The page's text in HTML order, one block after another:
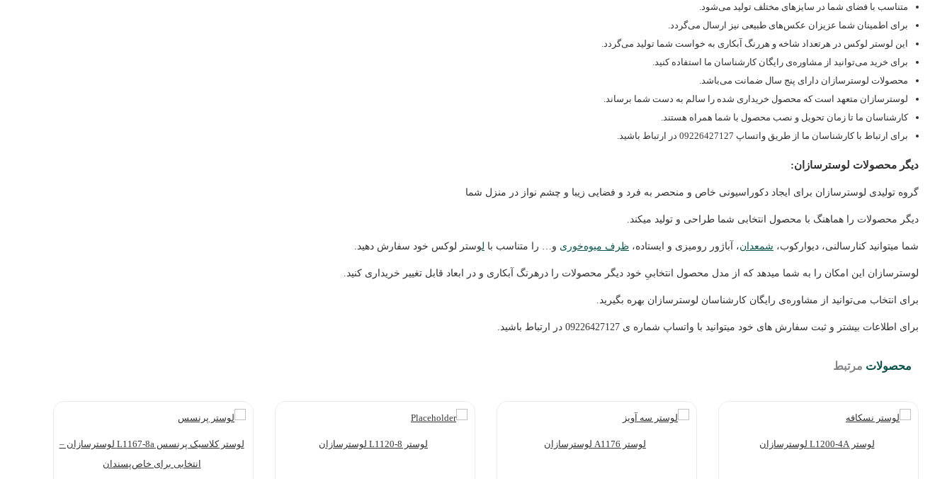
متناسب با فضای شما در سایزهای مختلف تولید می‌شود.
برای اطمینان شما عزیزان عکس‌های طبیعی نیز ارسال می‌گردد.
این لوستر لوکس در هرتعداد شاخه و هررنگ آبکاری به خواست شما تولید می‌گردد.
برای خرید می‌توانید از مشاوره‌ی رایگان کارشناسان ما استفاده کنید.
محصولات لوسترسازان دارای پنج سال ضمانت می‌باشد.
لوسترسازان متعهد است که محصول خریداری شده را سالم به دست شما برساند.
کارشناسان ما تا زمان تحویل و نصب محصول با شما همراه هستند.
برای ارتباط با کارشناسان ما از طریق واتساپ 09226427127 در ارتباط باشید.
دیگر محصولات لوسترسازان:
گروه تولیدی لوسترسازان برای ایجاد دکوراسیونی خاص و منحصر به فرد و فضایی زیبا و چشم نواز در منزل شما
دیگر محصولات را هماهنگ با محصول انتخابی شما طراحی و تولید میکند.
شما میتوانید کنارسالنی، دیوارکوب، شمعدان، آباژور رومیزی و ایستاده، ظرف میوه‌خوری و… را متناسب با لوستر لوکس خود سفارش دهید.
لوسترسازان این امکان را به شما میدهد که از مدل محصول انتخابیِ خود دیگر محصولات را درهرنگ آبکاری و در ابعاد قابل تغییر خریداری کنید.
برای انتخاب می‌توانید از مشاوره‌ی رایگان کارشناسان لوسترسازان بهره بگیرید.
برای اطلاعات بیشتر و ثبت سفارش های خود میتوانید با واتساپ شماره ی 09226427127 در ارتباط باشید.
محصولات مرتبط
لوستر L1200-4A لوسترسازان لوستر A1176 لوسترسازان لوستر L1120-8 لوسترسازان
لوستر کلاسیک پرنسس L1167-8a لوسترسازان –
انتخابی برای خاص‌پسندان